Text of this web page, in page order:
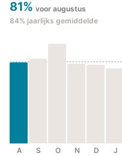
81% voor augustus
84% jaarlijks gemiddelde
A S O N D J